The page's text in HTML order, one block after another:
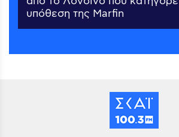
υπόθεση της Marfin